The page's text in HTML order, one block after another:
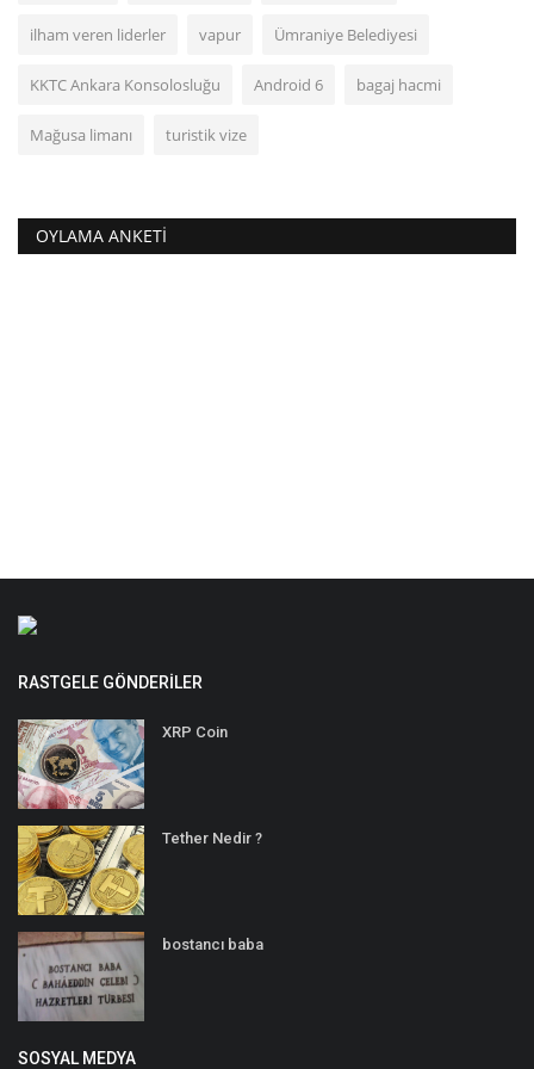
ilham veren liderler vapur Ümraniye Belediyesi
KKTC Ankara Konsolosluğu Android 6 bagaj hacmi
Mağusa limanı turistik vize
OYLAMA ANKETI
RASTGELE GÖNDERILER
XRP Coin
Tether Nedir ?
bostancı baba
SOSYAL MEDYA